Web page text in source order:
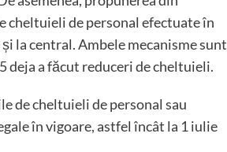
cheltuieli de personal efectuate în
la central. Ambele mecanisme sunt
deja a făcut reduceri de cheltuieli.
de cheltuieli de personal sau
în vigoare, astfel încât la 1 iulie